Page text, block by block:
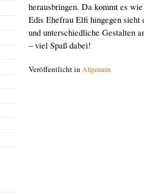
herausbringen. Da kommt es
Edis Ehefrau Elfi hingegen
und unterschiedliche Gestalten
– viel Spaß dabei!
Veröffentlicht in Allgemein